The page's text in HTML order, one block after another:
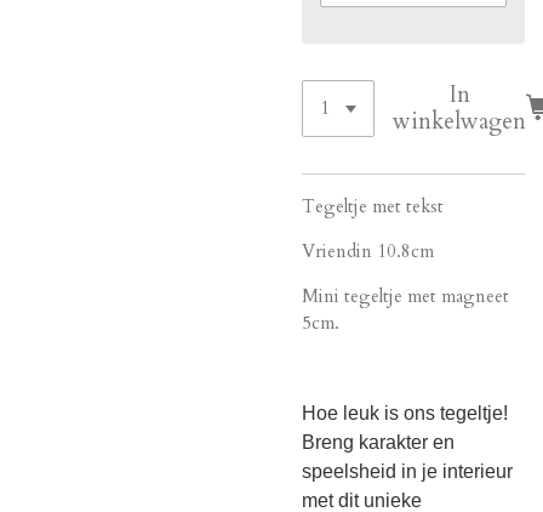
In
winkelwagen
Tegeltje met tekst
Vriendin 10.8cm
Mini tegeltje met magneet
5cm.
Hoe leuk is ons tegeltje!
Breng karakter en
speelsheid in je interieur
met dit unieke